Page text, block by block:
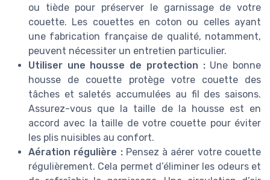
ou tiède pour préserver le garnissage de votre
couette. Les couettes en coton ou celles ayant
une fabrication française de qualité, notamment,
peuvent nécessiter un entretien particulier.
Utiliser une housse de protection :Une bonne
housse de couette protège votre couette des
tâches et saletés accumulées au fil des saisons.
Assurez-vous que la taille de la housse est en
accord avec la taille de votre couette pour éviter
les plis nuisibles au confort.
Aération régulière :Pensez à aérer votre couette
régulièrement. Cela permet d’éliminer les odeurs et